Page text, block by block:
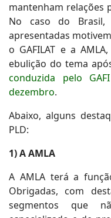
mantenham relações
No caso do Brasil,
apresentadas
o GAFILAT e a
ebulição do tema
conduzida pelo
dezembro.
Abaixo, alguns
PLD:
1) A AMLA
A AMLA terá a
Obrigadas, com
segmentos que